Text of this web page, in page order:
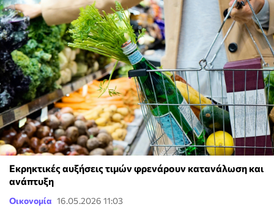
Εκρηκτικές αυξήσεις τιμών φρενάρουν κατανάλωση και
ανάπτυξη
Οικονομία 16.05.2026 11:03